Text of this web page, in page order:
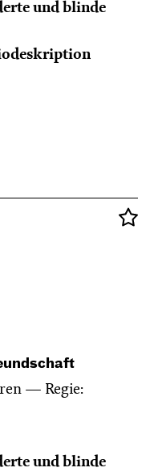
und blinde
Regie:
und blinde